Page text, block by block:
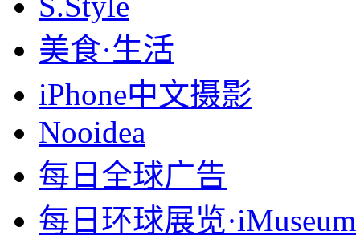
美食·生活
iPhone中文摄影
Nooidea
每日全球广告
每日环球展览·iMuseum